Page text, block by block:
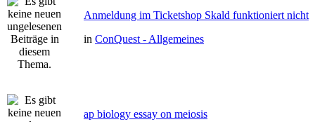
Anmeldung im Ticketshop Skald funktioniert nicht
in ConQuest - Allgemeines
ap biology essay on meiosis